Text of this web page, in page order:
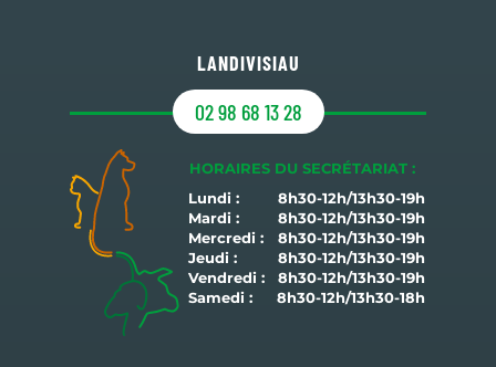
LANDIVISIAU
02 98 68 13 28
HORAIRES DU SECRÉTARIAT :
Lundi :
Mardi :
Mercredi :
Jeudi :
Vendredi :
Samedi :
8h30-12h/13h30-19h
8h30-12h/13h30-19h
8h30-12h/13h30-19h
8h30-12h/13h30-19h
8h30-12h/13h30-19h
8h30-12h/13h30-18h